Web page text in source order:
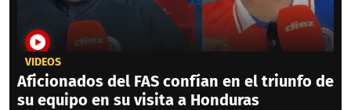
VIDEOS
Aficionados del FAS confían en el triunfo de
su equipo en su visita a Honduras